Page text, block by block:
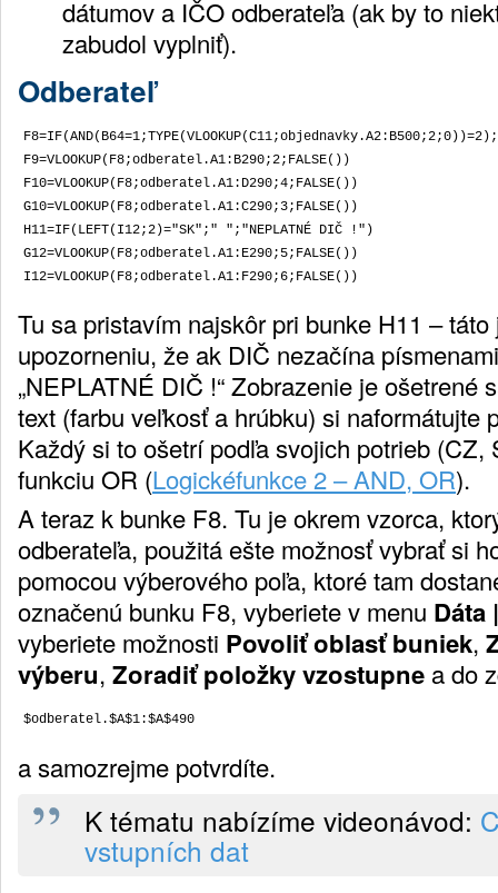
dátumov a IČO odberateľa (ak by to
zabudol vyplniť).
Odberateľ
F9=VLOOKUP(F8;odberatel.A1:B290;2;FALSE())
F10=VLOOKUP(F8;odberatel.A1:D290;4;FALSE())
G10=VLOOKUP(F8;odberatel.A1:C290;3;FALSE())
H11=IF(LEFT(I12;2)="SK";" ";"NEPLATNÉ DIČ !")
G12=VLOOKUP(F8;odberatel.A1:E290;5;FALSE())
Tu sa pristavím najskôr pri bunke H11 –
upozorneniu, že ak DIČ nezačína
„NEPLATNÉ DIČ !“ Zobrazenie je ošetrené
text (farbu veľkosť a hrúbku) si naformátujte
Každý si to ošetrí podľa svojich potrieb (CZ,
funkciu OR (Logickéfunkce 2 – AND, OR).
A teraz k bunke F8. Tu je okrem vzorca,
odberateľa, použitá ešte možnosť vybrať si
pomocou výberového poľa, ktoré tam
označenú bunku F8, vyberiete v menu Dáta
vyberiete možnosti Povoliť oblasť buniek,
výberu, Zoradiť položky vzostupne a do
a samozrejme potvrdíte.
K tématu nabízíme videonávod:
vstupních dat